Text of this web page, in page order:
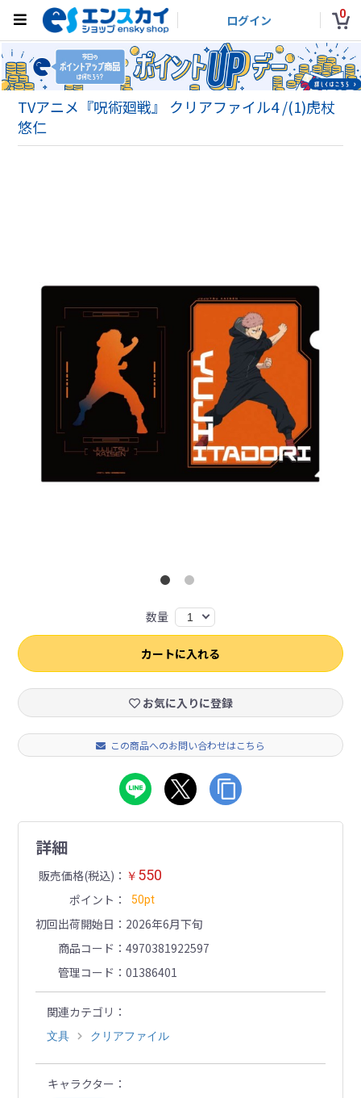
ログイン 0
TVアニメ『呪術廻戦』 クリアファイル4 /(1)虎杖
悠仁
数量 1
カートに入れる
お気に入りに登録
この商品へのお問い合わせはこちら
詳細
販売価格(税込) ￥ 550
ポイント 50pt
初回出荷開始日
2026年6月下旬
商品コード
4970381922597
管理コード
01386401
関連カテゴリ
文具 クリアファイル
キャラクター